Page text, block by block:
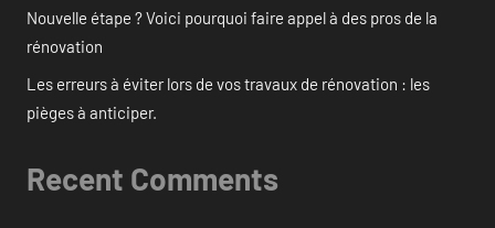
Nouvelle étape ? Voici pourquoi faire appel à des pros de la
rénovation
Les erreurs à éviter lors de vos travaux de rénovation : les
pièges à anticiper.
Recent Comments